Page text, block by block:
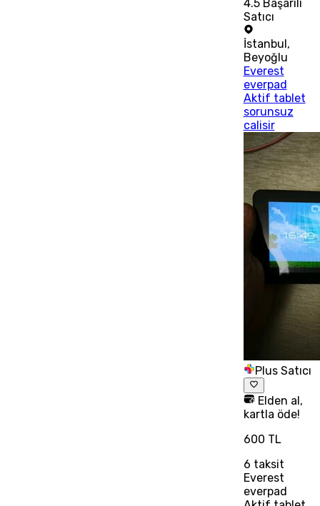
4.5 Başarılı
Satıcı
İstanbul,
Beyoğlu
Everest
everpad
Aktif tablet
sorunsuz
calisir
Plus Satıcı
Elden al,
kartla öde!
600 TL
6 taksit
Everest
everpad